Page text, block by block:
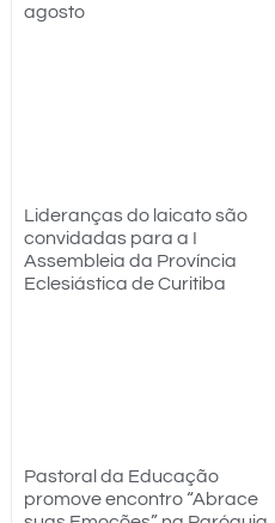
agosto
Lideranças do laicato são
convidadas para a I
Assembleia da Província
Eclesiástica de Curitiba
Pastoral da Educação
promove encontro “Abrace